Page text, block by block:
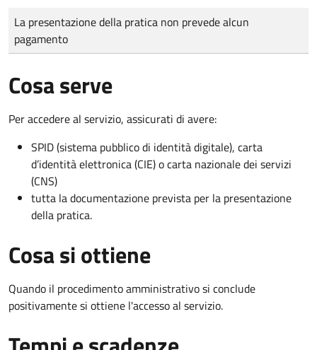
Tipo di pagamento
Importo
La presentazione della pratica non prevede alcun
pagamento
Cosa serve
Per accedere al servizio, assicurati di avere:
SPID (sistema pubblico di identità digitale), carta
d’identità elettronica (CIE) o carta nazionale dei servizi
(CNS)
tutta la documentazione prevista per la presentazione
della pratica.
Cosa si ottiene
Quando il procedimento amministrativo si conclude
positivamente si ottiene l'accesso al servizio.